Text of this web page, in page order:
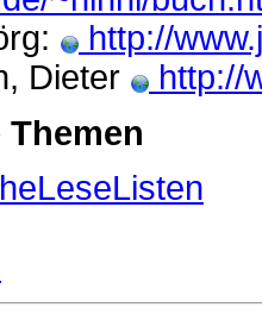
http://
Dieter
http://